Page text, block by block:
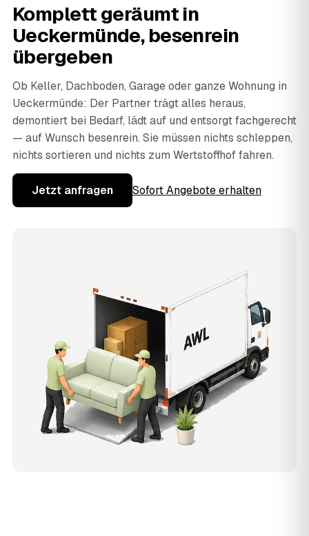
Komplett geräumt in
Ueckermünde, besenrein
übergeben
Ob Keller, Dachboden, Garage oder ganze Wohnung in
Ueckermünde: Der Partner trägt alles heraus,
demontiert bei Bedarf, lädt auf und entsorgt fachgerecht
— auf Wunsch besenrein. Sie müssen nichts schleppen,
nichts sortieren und nichts zum Wertstoffhof fahren.
Jetzt anfragen Sofort Angebote erhalten